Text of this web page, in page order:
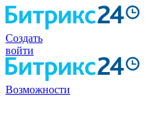
Создать
войти
Возможности